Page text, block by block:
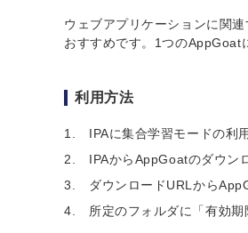
ウェブアプリケーションに関
おすすめです。1つのAppGoat
利用方法
IPAに集合学習モードの利
IPAからAppGoatのダウン
ダウンロードURLから
所定のフォルダに「有効